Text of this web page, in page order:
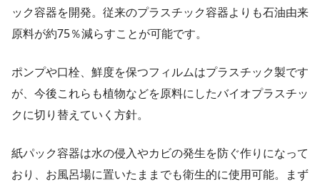
ック容器を開発。従来のプラスチック容器よりも石油由来
原料が約75％減らすことが可能です。
ポンプや口栓、鮮度を保つフィルムはプラスチック製です
が、今後これらも植物などを原料にしたバイオプラスチッ
クに切り替えていく方針。
紙パック容器は水の侵入やカビの発生を防ぐ作りになって
おり、お風呂場に置いたままでも衛生的に使用可能。まず